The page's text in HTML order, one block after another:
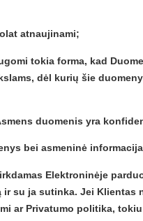
atnaujinami;
tokia forma, kad
dėl kurių šie
duomenis yra
bei asmeninė
Elektroninėje
su ja sutinka. Jei Klientas
ar Privatumo politika,